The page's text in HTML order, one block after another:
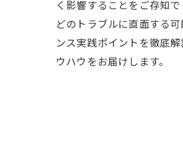
く影響することをご存知
どのトラブルに直面する
ンス実践ポイントを徹底
ウハウをお届けします。